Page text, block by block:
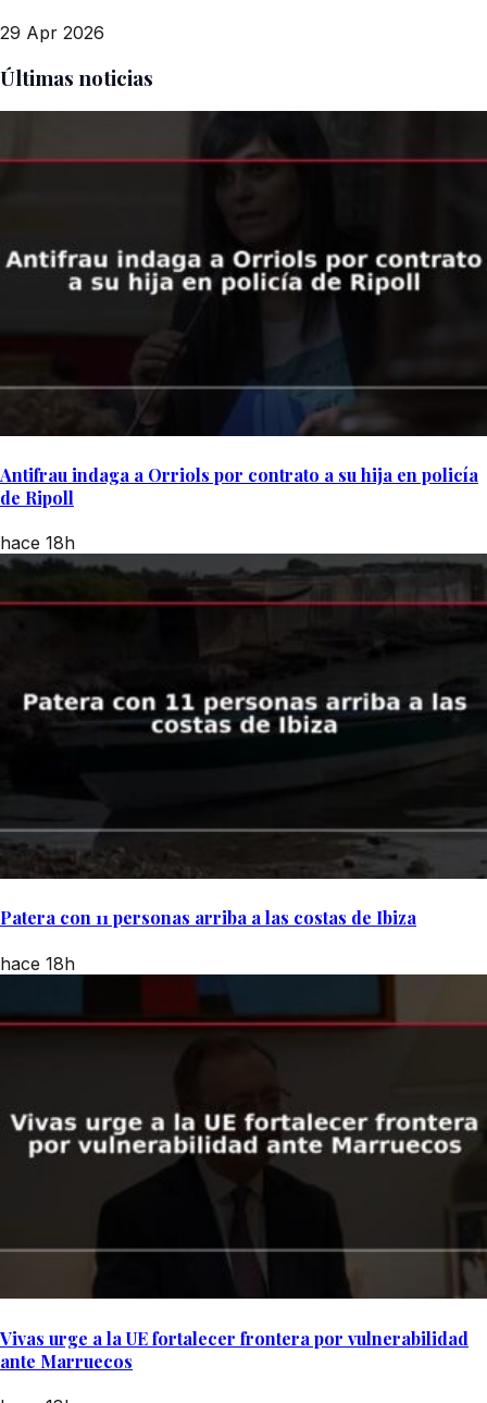
29 Apr 2026
Últimas noticias
Antifrau indaga a Orriols por contrato a su hija en policía
de Ripoll
hace 18h
Patera con 11 personas arriba a las costas de Ibiza
hace 18h
Vivas urge a la UE fortalecer frontera por vulnerabilidad
ante Marruecos